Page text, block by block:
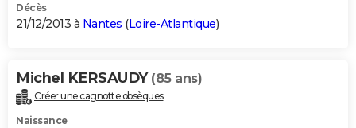
Décès
21/12/2013 à Nantes (Loire-Atlantique)
Michel KERSAUDY (85 ans)
Créer une cagnotte obsèques
Naissance